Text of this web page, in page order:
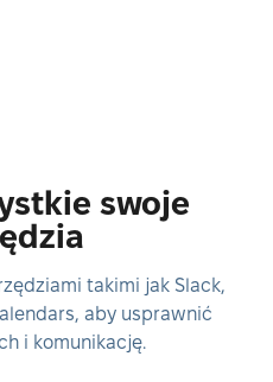
swoje
takimi jak Slack,
aby usprawnić
i komunikację.